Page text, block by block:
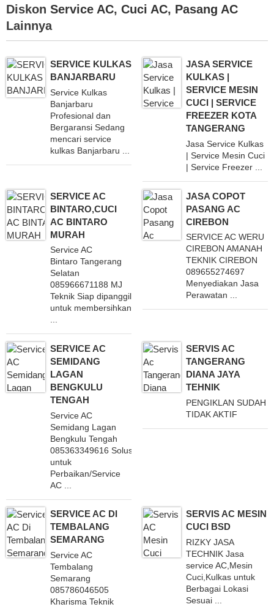
Diskon Service AC, Cuci AC, Pasang AC
Lainnya
SERVICE KULKAS
BANJARBARU
Service Kulkas
Banjarbaru
Profesional dan
Bergaransi Sedang
mencari service
kulkas Banjarbaru ...
JASA SERVICE
KULKAS |
SERVICE MESIN
CUCI | SERVICE
FREEZER KOTA
TANGERANG
Jasa Service Kulkas
| Service Mesin Cuci
| Service Freezer ...
SERVICE AC
BINTARO,CUCI
AC BINTARO
MURAH
Service AC
Bintaro Tangerang
Selatan
085966671188 MJ
Teknik Siap dipanggil
untuk membersihkan
JASA COPOT
PASANG AC
CIREBON
SERVICE AC WERU
CIREBON AMANAH
TEKNIK CIREBON
089655274697
Menyediakan Jasa
Perawatan ...
SERVICE AC
SEMIDANG
LAGAN
BENGKULU
TENGAH
Service AC
Semidang Lagan
Bengkulu Tengah
085363349616 Solusi
untuk
Perbaikan/Service
AC ...
SERVIS AC
TANGERANG
DIANA JAYA
TEHNIK
PENGIKLAN SUDAH
TIDAK AKTIF
SERVICE AC DI
TEMBALANG
SEMARANG
Service AC
Tembalang
Semarang
085786046505
Kharisma Teknik
SERVIS AC MESIN
CUCI BSD
RIZKY JASA
TECHNIK Jasa
service AC,Mesin
Cuci,Kulkas untuk
Berbagai Lokasi
Sesuai ...